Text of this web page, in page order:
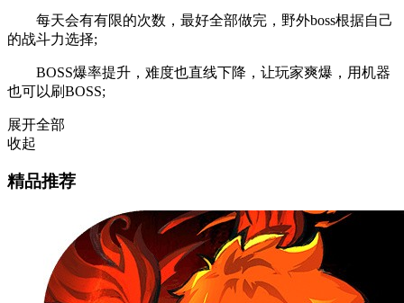
每天会有有限的次数，最好全部做完，野外boss根据自己
的战斗力选择;
BOSS爆率提升，难度也直线下降，让玩家爽爆，用机器
也可以刷BOSS;
展开全部
收起
精品推荐